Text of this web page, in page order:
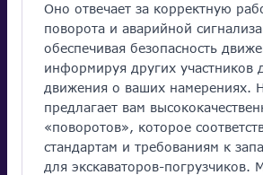
Оно отвечает за корректную
поворота и аварийной
обеспечивая безопасность
информируя других участников
движения о ваших намерениях.
предлагает вам
«поворотов», которое
стандартам и требованиям к
для экскаваторов-погрузчиков.